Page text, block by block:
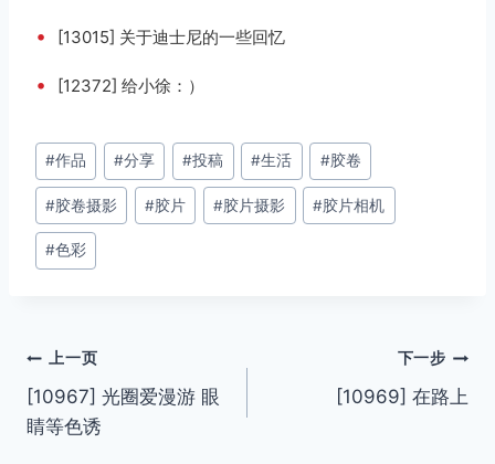
• [13015] 关于迪士尼的一些回忆
• [12372] 给小徐：）
文
章
标
签：
#作品 #分享 #投稿 #生活 #胶卷
#胶卷摄影 #胶片 #胶片摄影 #胶片相机
#色彩
文
章
上一页
[10967] 光圈爱漫游 眼
睛等色诱
下一步
[10969] 在路上